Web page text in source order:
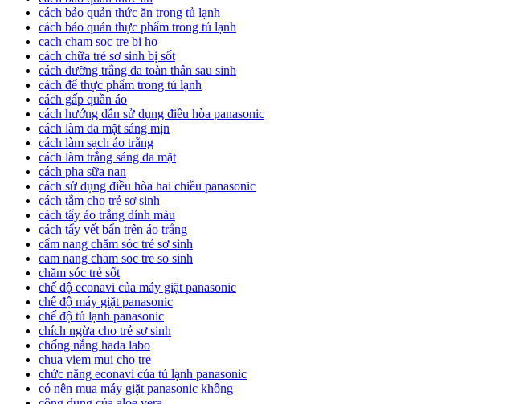
cách bảo quản thức ăn trong tủ lạnh
cách bảo quản thực phẩm trong tủ lạnh
cach cham soc tre bi ho
cách chữa trẻ sơ sinh bị sốt
cách dưỡng trắng da toàn thân sau sinh
cách để thực phẩm trong tủ lạnh
cách gấp quần áo
cách hướng dẫn sử dụng điều hòa panasonic
cách làm da mặt sáng mịn
cách làm sạch áo trắng
cách làm trắng sáng da mặt
cách pha sữa nan
cách sử dụng điều hòa hai chiều panasonic
cách tắm cho trẻ sơ sinh
cách tẩy áo trắng dính màu
cách tẩy vết bẩn trên áo trắng
cẩm nang chăm sóc trẻ sơ sinh
cam nang cham soc tre so sinh
chăm sóc trẻ sốt
chế độ econavi của máy giặt panasonic
chế độ máy giặt panasonic
chế độ tủ lạnh panasonic
chích ngừa cho trẻ sơ sinh
chống nắng hada labo
chua viem mui cho tre
chức năng econavi của tủ lạnh panasonic
có nên mua máy giặt panasonic không